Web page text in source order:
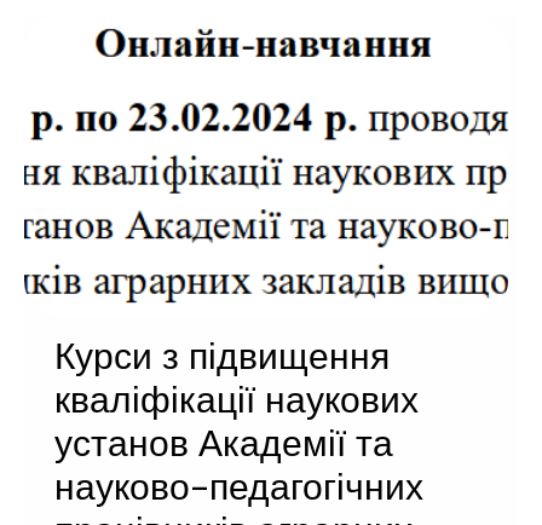
Курси з підвищення
кваліфікації наукових
установ Академії та
науково-педагогічних